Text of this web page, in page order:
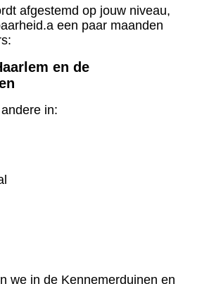
afgestemd op jouw niveau,
een paar maanden
en de
in:
we in de Kennemerduinen en